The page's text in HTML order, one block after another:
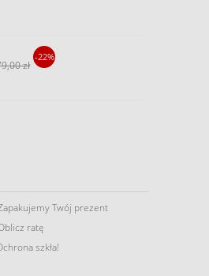
zł
-22%
Twój prezent
ratę
szkła!